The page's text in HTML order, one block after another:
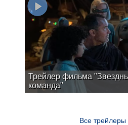
Трейлер фильма
команда"
Все трейлеры